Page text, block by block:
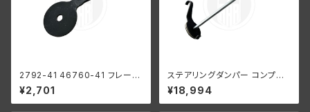
2792-41 46760-41 フレーム
ヘッド ブラケット オフセット ハ
ーレーダビッドソン 1946-194
8年 EL FL UL ビッグツイン
¥2,701
ステアリングダンパー コンプリ
ート グリーンレバー ハーレーダ
ビッドソン WLA WLC
¥18,994